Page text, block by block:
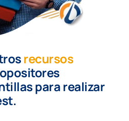
recursos
para realizar